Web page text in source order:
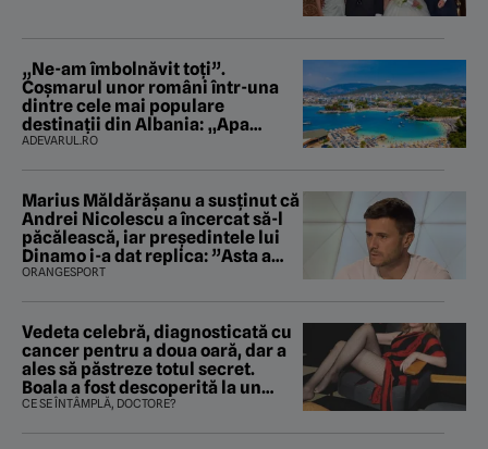
„Ne-am îmbolnăvit toți”.
Coșmarul unor români într-una
dintre cele mai populare
destinații din Albania: „Apa
mirosea a canalizare”
ADEVARUL.RO
Marius Măldărăşanu a susţinut că
Andrei Nicolescu a încercat să-l
păcălească, iar preşedintele lui
Dinamo i-a dat replica: ”Asta a
fost istoria”
ORANGESPORT
Vedeta celebră, diagnosticată cu
cancer pentru a doua oară, dar a
ales să păstreze totul secret.
Boala a fost descoperită la un
control de rutină
CE SE ÎNTÂMPLĂ, DOCTORE?